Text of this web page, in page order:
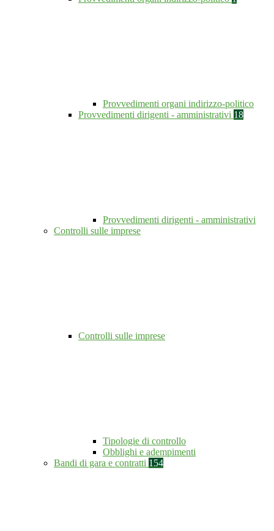
Provvedimenti organi indirizzo-politico
Provvedimenti dirigenti - amministrativi 18
Provvedimenti dirigenti - amministrativi
Controlli sulle imprese
Controlli sulle imprese
Tipologie di controllo
Obblighi e adempimenti
Bandi di gara e contratti 154